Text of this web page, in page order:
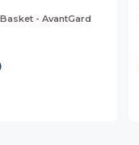
- AvantGard